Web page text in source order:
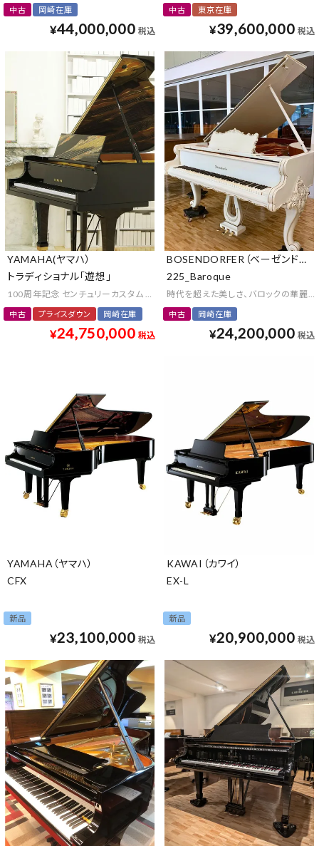
中古 岡崎在庫
¥44,000,000 税込
中古 東京在庫
¥39,600,000 税込
YAMAHA(ヤマハ）
トラディショナル「遊想」
100周年記念 センチュリーカスタム アート 漆芸 京工芸 プレミアム クラウンジュ
中古 プライスダウン 岡崎在庫
¥24,750,000 税込
BOSENDORFER（ベーゼンドルフ
225_Baroque
時代を超えた美しさ、バロックの華麗
中古 岡崎在庫
¥24,200,000 税込
YAMAHA（ヤマハ）
CFX
新品
¥23,100,000 税込
KAWAI（カワイ）
EX-L
新品
¥20,900,000 税込